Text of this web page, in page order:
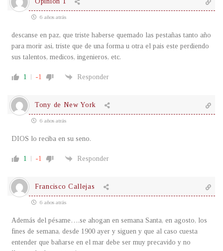
6 años atrás
descanse en paz, que triste haberse quemado las pestañas tanto año
para morir asi, triste que de una forma u otra el pais este perdiendo
sus talentos, medicos, ingenieros, etc.
1 -1 Responder
Tony de New York
6 años atrás
DIOS lo reciba en su seno.
1 -1 Responder
Francisco Callejas
6 años atrás
Además del pésame….se ahogan en semana Santa, en agosto, los
fines de semana, desde 1900 ayer y siguen y que al caso cuesta
entender que bañarse en el mar debe ser muy precavido y no